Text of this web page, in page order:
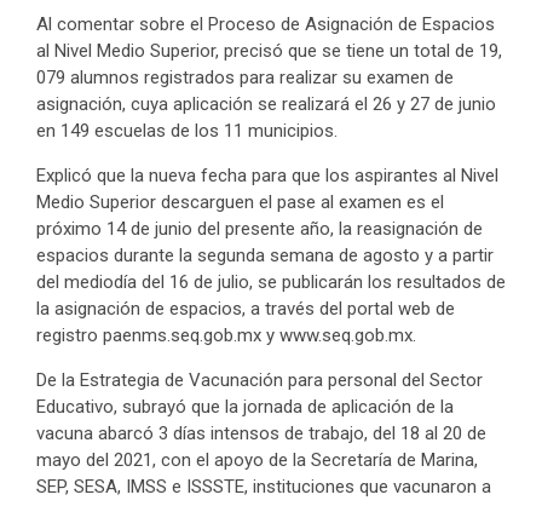
Al comentar sobre el Proceso de Asignación de Espacios
al Nivel Medio Superior, precisó que se tiene un total de 19,
079 alumnos registrados para realizar su examen de
asignación, cuya aplicación se realizará el 26 y 27 de junio
en 149 escuelas de los 11 municipios.
Explicó que la nueva fecha para que los aspirantes al Nivel
Medio Superior descarguen el pase al examen es el
próximo 14 de junio del presente año, la reasignación de
espacios durante la segunda semana de agosto y a partir
del mediodía del 16 de julio, se publicarán los resultados de
la asignación de espacios, a través del portal web de
registro paenms.seq.gob.mx y www.seq.gob.mx.
De la Estrategia de Vacunación para personal del Sector
Educativo, subrayó que la jornada de aplicación de la
vacuna abarcó 3 días intensos de trabajo, del 18 al 20 de
mayo del 2021, con el apoyo de la Secretaría de Marina,
SEP, SESA, IMSS e ISSSTE, instituciones que vacunaron a